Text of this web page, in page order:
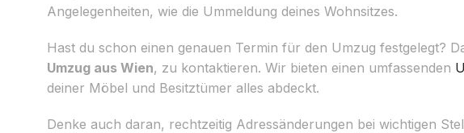
Angelegenheiten, wie die Ummeldung deines Wohnsitzes.
Hast du schon einen genauen Termin für den Umzug festgelegt?
Umzug aus Wien, zu kontaktieren. Wir bieten einen umfassenden
deiner Möbel und Besitztümer alles abdeckt.
Denke auch daran, rechtzeitig Adressänderungen bei wichtigen